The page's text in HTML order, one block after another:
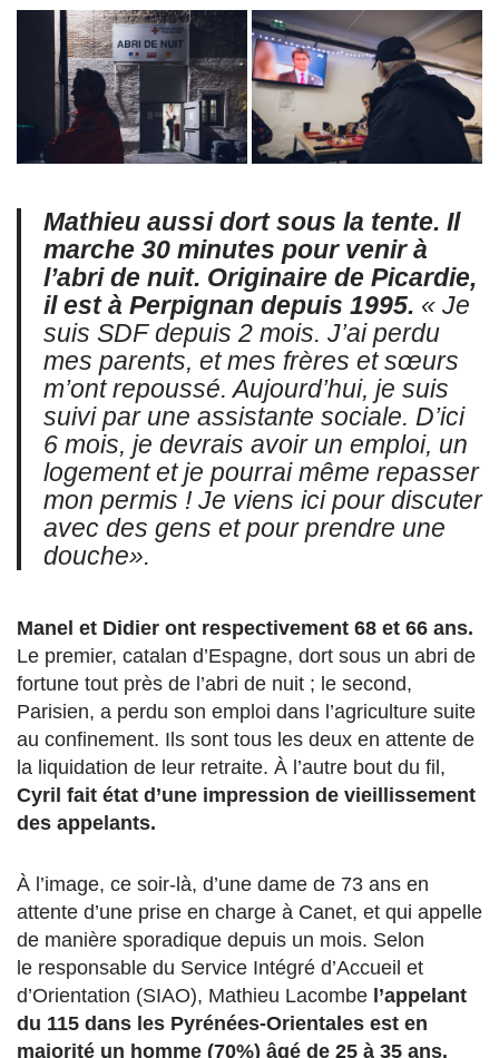
Mathieu aussi dort sous la tente. Il
marche 30 minutes pour venir à
l’abri de nuit. Originaire de Picardie,
il est à Perpignan depuis 1995. « Je
suis SDF depuis 2 mois. J’ai perdu
mes parents, et mes frères et sœurs
m’ont repoussé. Aujourd’hui, je suis
suivi par une assistante sociale. D’ici
6 mois, je devrais avoir un emploi, un
logement et je pourrai même repasser
mon permis ! Je viens ici pour discuter
avec des gens et pour prendre une
douche».
Manel et Didier ont respectivement 68 et 66 ans.
Le premier, catalan d’Espagne, dort sous un abri de
fortune tout près de l’abri de nuit ; le second,
Parisien, a perdu son emploi dans l’agriculture suite
au confinement. Ils sont tous les deux en attente de
la liquidation de leur retraite. À l’autre bout du fil,
Cyril fait état d’une impression de vieillissement
des appelants.
À l’image, ce soir-là, d’une dame de 73 ans en
attente d’une prise en charge à Canet, et qui appelle
de manière sporadique depuis un mois. Selon
le responsable du Service Intégré d’Accueil et
d’Orientation (SIAO), Mathieu Lacombe l’appelant
du 115 dans les Pyrénées-Orientales est en
majorité un homme (70%) âgé de 25 à 35 ans.